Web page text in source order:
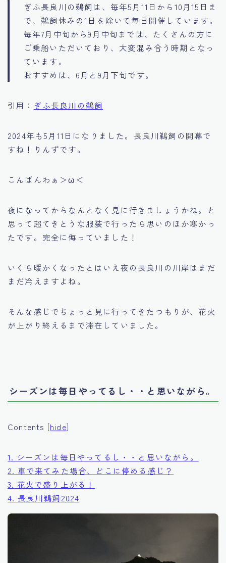
ぎふ長良川の鵜飼は、毎年5月11日から10月15日ま
で、鵜飼休みの1日を除いて毎日開催しています。
毎年7月中旬から9月中旬までは、たくさんの方に
ご乗船いただいており、大変混み合う時期となっ
ています。
おすすめは、6月と9月下旬です。
引用： ぎふ長良川の鵜飼
2024年も5月11日になりました。長良川鵜飼の開幕で
すね！りんずです。
こんばんわぁ＞ω＜
夜になってからなんとなく見に行きましょうかね。と
思って超てきとうな服装で行ったら思いのほか寒かっ
たです。完全に侮っていました！
いくら暖かくなったとはいえ夜の長良川の川岸はまだ
まだ冷えますよね。
そんな感じでちょっと見に行ってきたつもりが、花火
が上がり終えるまで滞在していました。
シーズンは毎日やってるし・・と思いながら。
Contents [hide]
1. シーズンは毎日やってるし・・と思いながら。
2. 車で来てみた場合、どこに停める感じ？
3. 花火で盛り上がる！
4. 長良川鵜飼2024